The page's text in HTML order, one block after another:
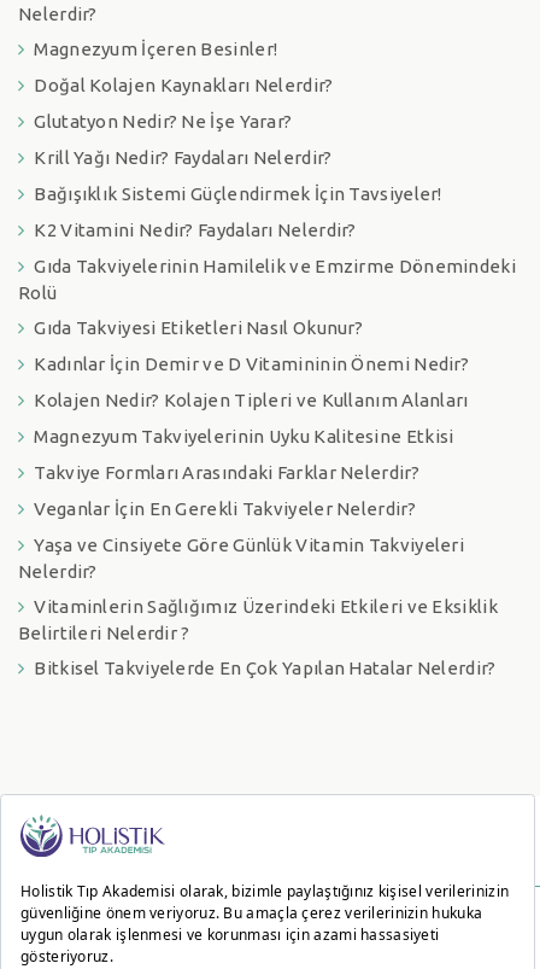
Nelerdir?
Magnezyum İçeren Besinler!
Doğal Kolajen Kaynakları Nelerdir?
Glutatyon Nedir? Ne İşe Yarar?
Krill Yağı Nedir? Faydaları Nelerdir?
Bağışıklık Sistemi Güçlendirmek İçin Tavsiyeler!
K2 Vitamini Nedir? Faydaları Nelerdir?
Gıda Takviyelerinin Hamilelik ve Emzirme Dönemindeki
Rolü
Gıda Takviyesi Etiketleri Nasıl Okunur?
Kadınlar İçin Demir ve D Vitamininin Önemi Nedir?
Kolajen Nedir? Kolajen Tipleri ve Kullanım Alanları
Magnezyum Takviyelerinin Uyku Kalitesine Etkisi
Takviye Formları Arasındaki Farklar Nelerdir?
Veganlar İçin En Gerekli Takviyeler Nelerdir?
Yaşa ve Cinsiyete Göre Günlük Vitamin Takviyeleri
Nelerdir?
Vitaminlerin Sağlığımız Üzerindeki Etkileri ve Eksiklik
Belirtileri Nelerdir ?
Bitkisel Takviyelerde En Çok Yapılan Hatalar Nelerdir?